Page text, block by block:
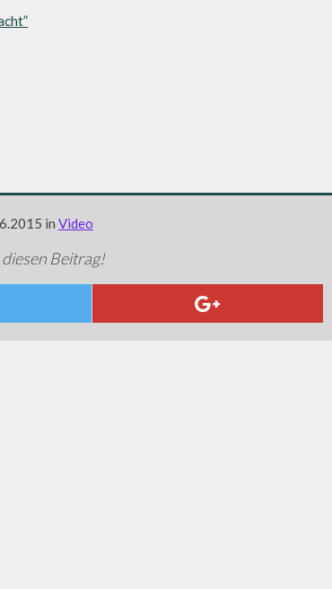
in Video
diesen Beitrag!